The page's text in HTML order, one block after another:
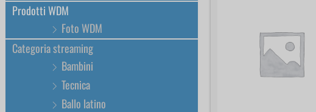
Prodotti WDM
Foto WDM
Categoria streaming
Bambini
Tecnica
Ballo latino